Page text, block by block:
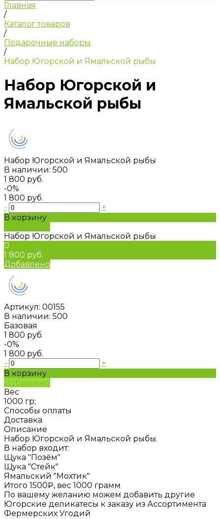
Главная
/
Каталог товаров
/
Подарочные наборы
/
Набор Югорской и Ямальской рыбы
Набор Югорской и
Ямальской рыбы
Набор Югорской и Ямальской рыбы
В наличии: 500
1 800 руб.
-0%
1 800 руб.
-
+
В корзину
Набор Югорской и Ямальской рыбы
0
1 800 руб.
Добавлено
Артикул: 00155
В наличии: 500
Базовая
1 800 руб.
-0%
1 800 руб.
-
+
В корзину
Добавлено
Вес
1000 гр;
Способы оплаты
Доставка
Описание
Набор Югорской и Ямальской рыбы.
В набор входит:
Щука "Позём"
Щука "Стейк"
Ямальский "Мохтик"
Итого 1500₽, вес 1000 грамм
По вашему желанию можем добавить другие
Югорские деликатесы к заказу из Ассортимента
Фермерских Угодий